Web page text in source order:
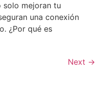
solo mejoran tu
una conexión
¿Por qué es
Next →